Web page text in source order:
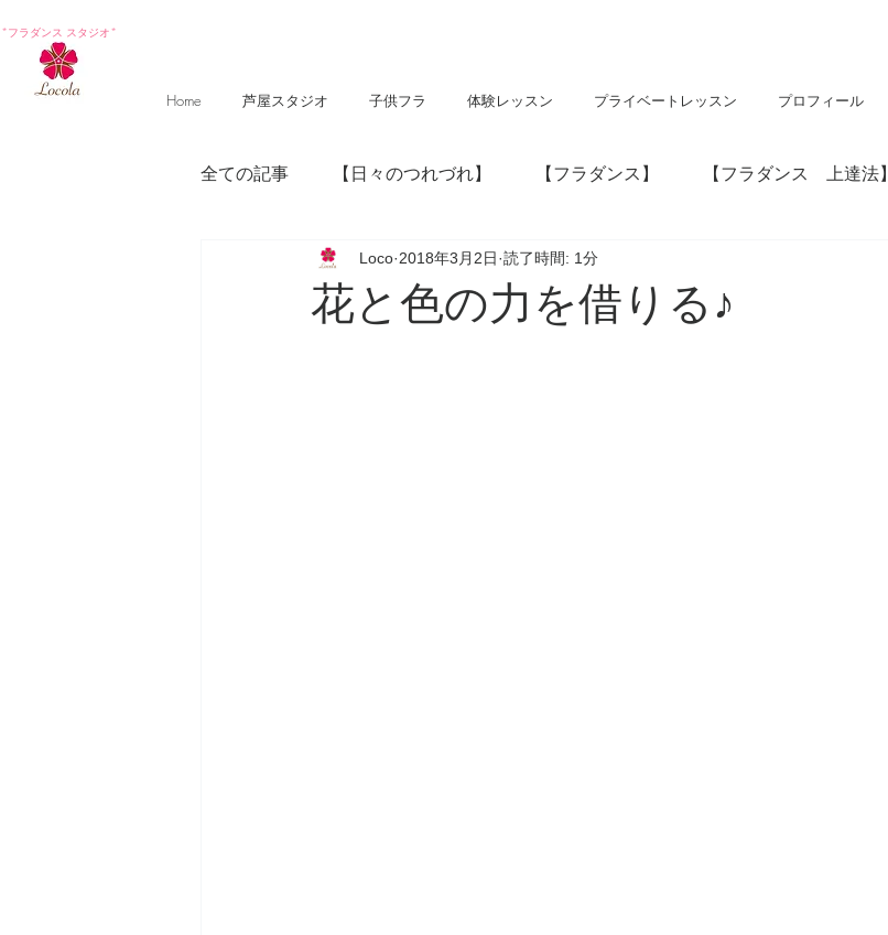
*フラダンス スタジオ*
Home 芦屋スタジオ 子供フラ 体験レッスン プライベートレッスン プロフィール
全ての記事 【日々のつれづれ】 【フラダンス】 【フラダンス 上達法】
【photography 】 【poem】 【神社・仏閣】
花と色の力を借りる♪
Loco 2018年3月2日 読了時間: 1分